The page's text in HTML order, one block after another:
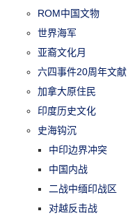
ROM中国文物
世界海军
亚裔文化月
六四事件20周年文献
加拿大原住民
印度历史文化
史海钩沉
中印边界冲突
中国内战
二战中缅印战区
对越反击战